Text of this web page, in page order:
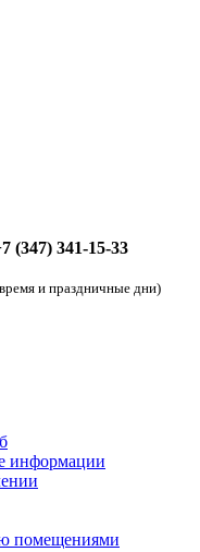
(347) 341-15-33
и праздничные дни)
информации
помещениями